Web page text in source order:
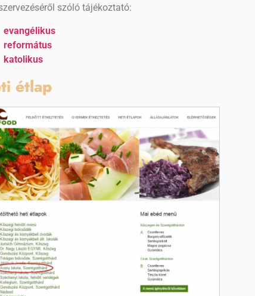
szóló tájékoztató:
evangélikus
református
katolikus
étlap